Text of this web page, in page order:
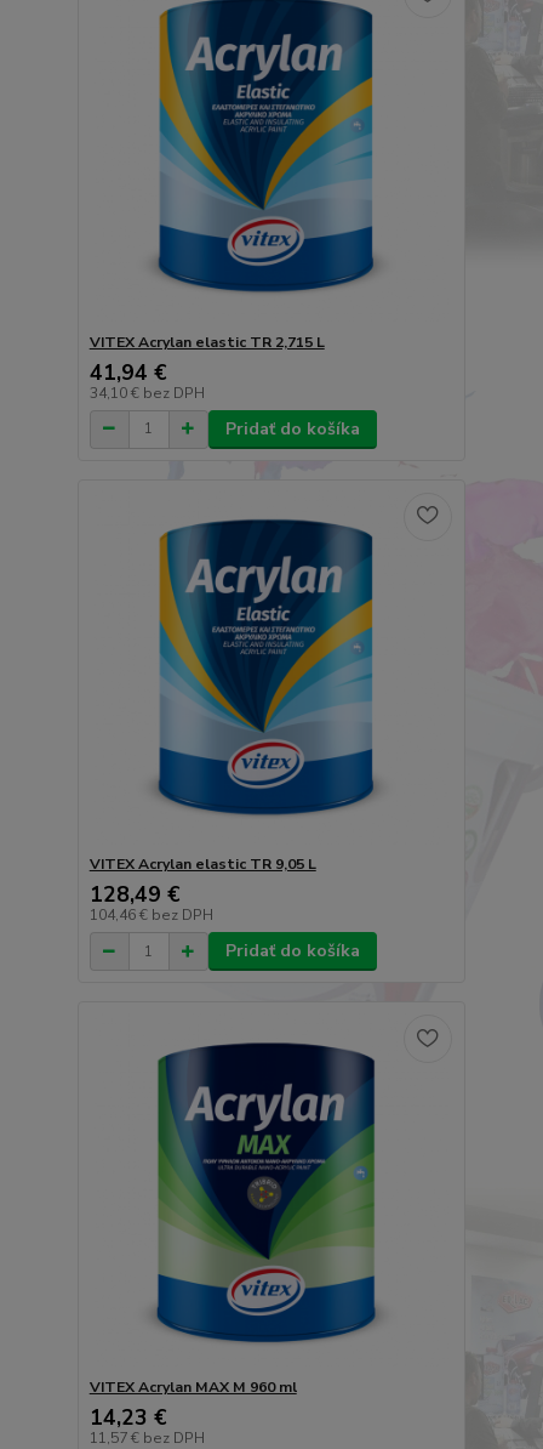
VITEX Acrylan elastic TR 2,715 L
41,94 €
34,10 € bez DPH
Pridať do košíka
VITEX Acrylan elastic TR 9,05 L
128,49 €
104,46 € bez DPH
Pridať do košíka
VITEX Acrylan MAX M 960 ml
14,23 €
11,57 € bez DPH